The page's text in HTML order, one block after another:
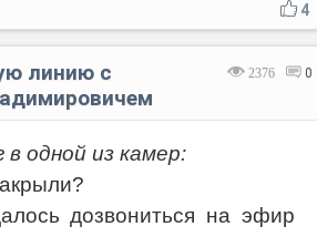
4
2376 0
линию с
в одной из камер:
дозвониться на эфир